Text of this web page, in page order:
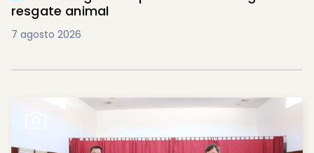
resgate animal
7 agosto 2026